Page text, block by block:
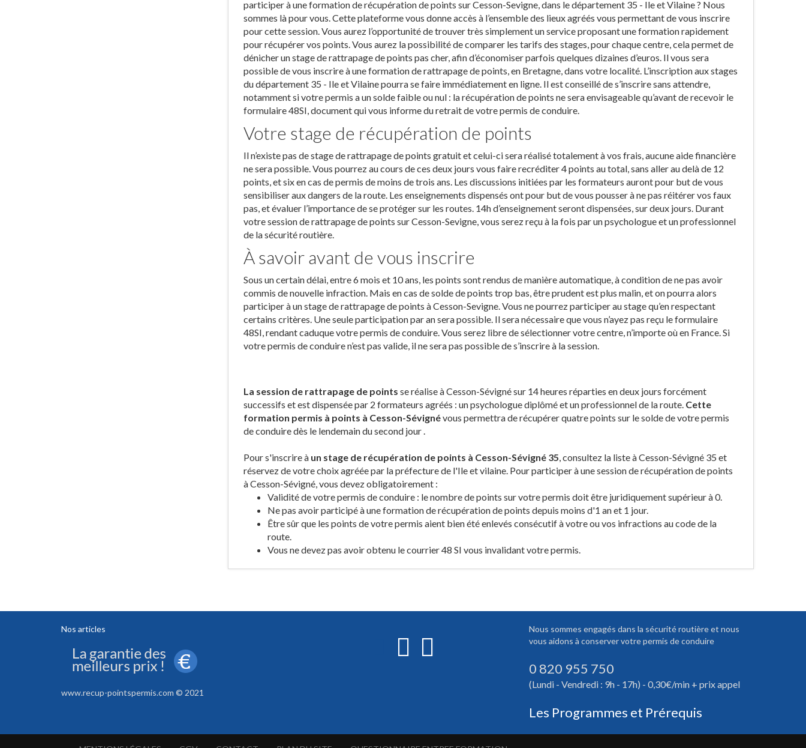
participer à une formation de récupération de points sur Cesson-Sevigne, dans le département 35 - Ile et Vilaine ? Nous
sommes là pour vous. Cette plateforme vous donne accès à l’ensemble des lieux agréés vous permettant de vous inscrire
pour cette session. Vous aurez l’opportunité de trouver très simplement un service proposant une formation rapidement
pour récupérer vos points. Vous aurez la possibilité de comparer les tarifs des stages, pour chaque centre, cela permet de
dénicher un stage de rattrapage de points pas cher, afin d’économiser parfois quelques dizaines d’euros. Il vous sera
possible de vous inscrire à une formation de rattrapage de points, en Bretagne, dans votre localité. L’inscription aux stages
du département 35 - Ile et Vilaine pourra se faire immédiatement en ligne. Il est conseillé de s’inscrire sans attendre,
notamment si votre permis a un solde faible ou nul : la récupération de points ne sera envisageable qu’avant de recevoir le
formulaire 48SI, document qui vous informe du retrait de votre permis de conduire.
Votre stage de récupération de points
Il n’existe pas de stage de rattrapage de points gratuit et celui-ci sera réalisé totalement à vos frais, aucune aide financière
ne sera possible. Vous pourrez au cours de ces deux jours vous faire recréditer 4 points au total, sans aller au delà de 12
points, et six en cas de permis de moins de trois ans. Les discussions initiées par les formateurs auront pour but de vous
sensibiliser aux dangers de la route. Les enseignements dispensés ont pour but de vous pousser à ne pas réitérer vos faux
pas, et évaluer l’importance de se protéger sur les routes. 14h d’enseignement seront dispensées, sur deux jours. Durant
votre session de rattrapage de points sur Cesson-Sevigne, vous serez reçu à la fois par un psychologue et un professionnel
de la sécurité routière.
À savoir avant de vous inscrire
Sous un certain délai, entre 6 mois et 10 ans, les points sont rendus de manière automatique, à condition de ne pas avoir
commis de nouvelle infraction. Mais en cas de solde de points trop bas, être prudent est plus malin, et on pourra alors
participer à un stage de rattrapage de points à Cesson-Sevigne. Vous ne pourrez participer au stage qu’en respectant
certains critères. Une seule participation par an sera possible. Il sera nécessaire que vous n’ayez pas reçu le formulaire
48SI, rendant caduque votre permis de conduire. Vous serez libre de sélectionner votre centre, n’importe où en France. Si
votre permis de conduire n’est pas valide, il ne sera pas possible de s’inscrire à la session.
La session de rattrapage de points se réalise à Cesson-Sévigné sur 14 heures réparties en deux jours forcément
successifs et est dispensée par 2 formateurs agréés : un psychologue diplômé et un professionnel de la route. Cette
formation permis à points à Cesson-Sévignévous permettra de récupérer quatre points sur le solde de votre permis
de conduire dès le lendemain du second jour .
Pour s'inscrire à un stage de récupération de points à Cesson-Sévigné 35, consultez la liste à Cesson-Sévigné 35 et
réservez de votre choix agréée par la préfecture de l'Ile et vilaine. Pour participer à une session de récupération de points
à Cesson-Sévigné, vous devez obligatoirement :
Validité de votre permis de conduire : le nombre de points sur votre permis doit être juridiquement supérieur à 0.
Ne pas avoir participé à une formation de récupération de points depuis moins d'1 an et 1 jour.
Être sûr que les points de votre permis aient bien été enlevés consécutif à votre ou vos infractions au code de la
route.
Vous ne devez pas avoir obtenu le courrier 48 SI vous invalidant votre permis.
Nos articles
www.recup-pointspermis.com © 2021
Nous sommes engagés dans la sécurité routière et nous
vous aidons à conserver votre permis de conduire
0 820 955 750
(Lundi - Vendredi : 9h - 17h) - 0,30€/min + prix appel
Les Programmes et Prérequis